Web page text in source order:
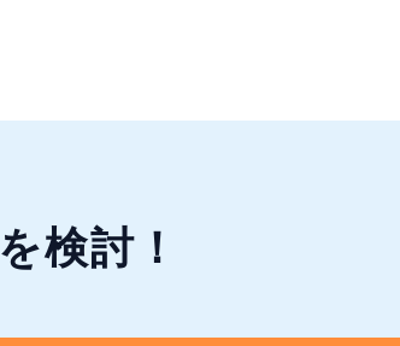
を検討！